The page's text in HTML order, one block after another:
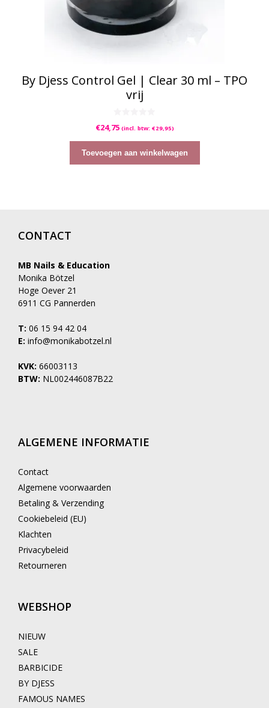
By Djess Control Gel | Clear 30 ml – TPO
vrij
0
v
5
€24,75 (incl. btw: €29,95)
Toevoegen aan winkelwagen
CONTACT
MB Nails & Education
Monika Bötzel
Hoge Oever 21
6911 CG Pannerden
T: 06 15 94 42 04
E: info@monikabotzel.nl
KVK: 66003113
BTW: NL002446087B22
ALGEMENE INFORMATIE
Contact
Algemene voorwaarden
Betaling & Verzending
Cookiebeleid (EU)
Klachten
Privacybeleid
Retourneren
WEBSHOP
NIEUW
SALE
BARBICIDE
BY DJESS
FAMOUS NAMES